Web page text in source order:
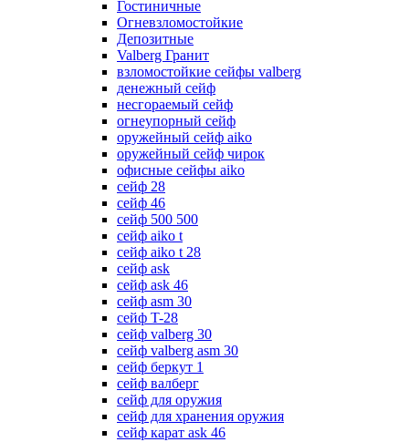
Гостиничные
Огневзломостойкие
Депозитные
Valberg Гранит
взломостойкие сейфы valberg
денежный сейф
несгораемый сейф
огнеупорный сейф
оружейный сейф aiko
оружейный сейф чирок
офисные сейфы aiko
сейф 28
сейф 46
сейф 500 500
сейф aiko t
сейф aiko t 28
сейф ask
сейф ask 46
сейф asm 30
сейф T-28
сейф valberg 30
сейф valberg asm 30
сейф беркут 1
сейф валберг
сейф для оружия
сейф для хранения оружия
сейф карат ask 46